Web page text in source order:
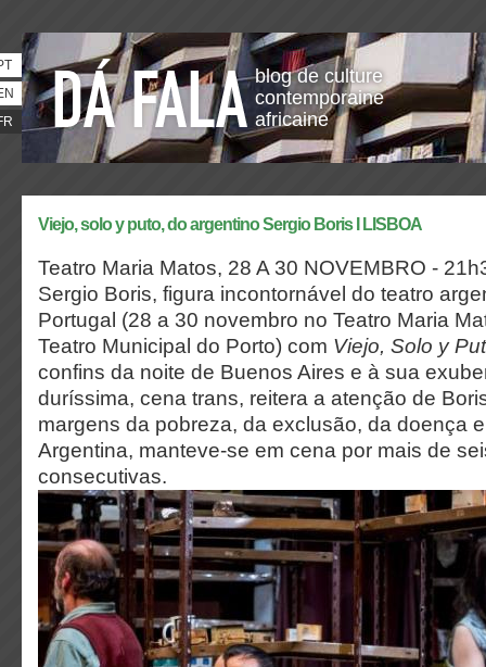
blog de culture
contemporaine
africaine
Viejo, solo y puto, do argentino Sergio Boris I LISBOA
Teatro Maria Matos, 28 A 30 NOVEMBRO -
Sergio Boris, figura incontornável do teatro
Portugal (28 a 30 novembro no Teatro Maria
Teatro Municipal do Porto) com Viejo, Solo y
confins da noite de Buenos Aires e à sua
duríssima, cena trans, reitera a atenção de
margens da pobreza, da exclusão, da doença
Argentina, manteve-se em cena por mais de
consecutivas.